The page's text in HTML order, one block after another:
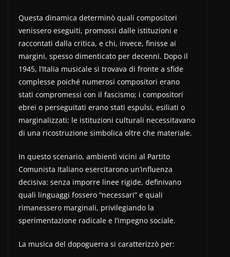
Questa dinamica determinò quali compositori
venissero eseguiti, promossi dalle istituzioni e
raccontati dalla critica, e chi, invece, finisse ai
margini, spesso dimenticato per decenni. Dopo il
1945, l’Italia musicale si trovava di fronte a sfide
complesse poiché numerosi compositori erano
stati compromessi con il fascismo; i compositori
ebrei o perseguitati erano stati espulsi, esiliati o
marginalizzati; le istituzioni culturali necessitavano
di una ricostruzione simbolica oltre che materiale.
In questo scenario, ambienti vicini al Partito
Comunista Italiano esercitarono un’influenza
decisiva: senza imporre linee rigide, definivano
quali linguaggi fossero “necessari” e quali
rimanessero marginali, privilegiando la
sperimentazione radicale e l’impegno sociale.
La musica del dopoguerra si caratterizzò per: